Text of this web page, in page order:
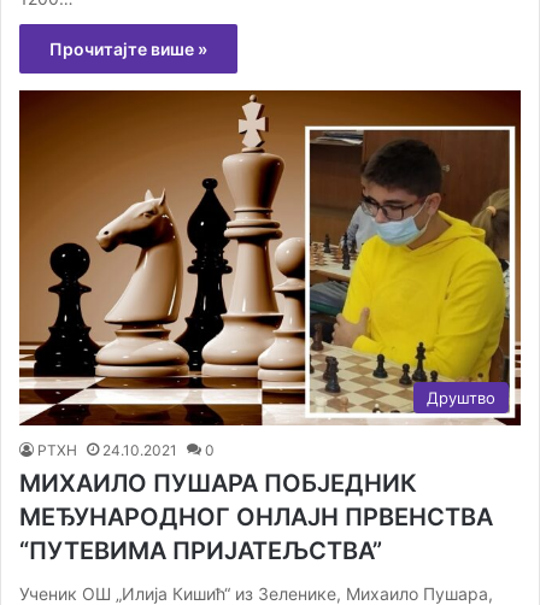
Прочитајте више »
Друштво
РТХН 24.10.2021 0
МИХАИЛО ПУШАРА ПОБЈЕДНИК
МЕЂУНАРОДНОГ ОНЛАЈН ПРВЕНСТВА
“ПУТЕВИМА ПРИЈАТЕЉСТВА”
Ученик ОШ „Илија Кишић“ из Зеленике, Михаило Пушара,